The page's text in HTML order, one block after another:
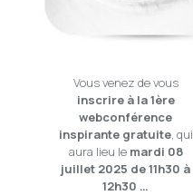
Vous venez de vous
inscrire à la 1ère
webconférence
inspirante gratuite, qui
aura lieu lemardi 08
juillet 2025 de 11h30 à
12h30 …